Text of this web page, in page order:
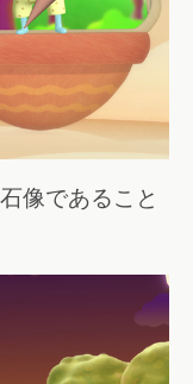
像であること